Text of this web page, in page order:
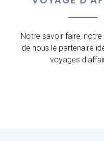
Notre savoir faire,
de nous le partenaire
voyages